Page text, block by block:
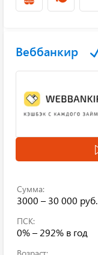
Веббанкир
Сумма:
3000 – 30 000 руб.
ПСК:
0% – 292% в год